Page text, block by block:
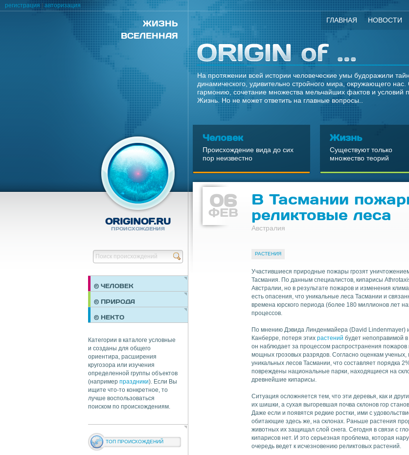
ЖИЗНЬ
ВСЕЛЕННАЯ
ГЛАВНАЯ НОВОСТИ
На протяжении всей истории человеческие умы будоражили
динамического, удивительно стройного мира, окружающего
гармонию, сочетание множества мельчайших фактов и условий
Жизнь. Но не может ответить на главные вопросы..
Человек
Происхождение вида до сих
пор неизвестно
Жизнь
Существуют только
множество теорий
ORIGINOF.RU
ПРОИСХОЖДЕНИЯ
© ЧЕЛОВЕК
ПРАЗДНИКИ
ОБЩЕСТВО
© ПРИРОДА
© НЕКТО
Категории в каталоге условные
и созданы для общего
ориентира, расширения
кругозора или изучения
определенной группы объектов
(например праздники). Если Вы
ищите что-то конкретное, то
лучше воспользоваться
поиском по происхождениям.
ТОП ПРОИСХОЖДЕНИЙ
06
ФЕВ
В Тасмании
реликтовые леса
Австралия
РАСТЕНИЯ
Участившиеся природные пожары грозят
Тасмания. По данным специалистов, кипарисы
Австралии, но в результате пожаров и изменения
есть опасения, что уникальные леса Тасмании и
времена юрского периода (более 180 миллионов лет
процессов.
По мнению Дэвида Линденмайера (David Lindenmayer)
Канберре, потеря этих растений будет непоправимой
он наблюдает за процессом распространения пожаров
мощных грозовых разрядов. Согласно оценкам
уникальных лесов Тасмании, что составляет порядка
повреждены национальные парки, находящиеся на
древнейшие кипарисы.
Ситуация осложняется тем, что эти деревья, как и
их шишки, а сухая выгоревшая почва склонов гор
Даже если и появятся редкие ростки, ими с
обитающие здесь же, на склонах. Раньше растения
животных их защищал слой снега. Сегодня в связи с
кипарисов нет. И это серьезная проблема, которая
очередь ведет к исчезновению реликтовых растений.
регистрация|авторизация